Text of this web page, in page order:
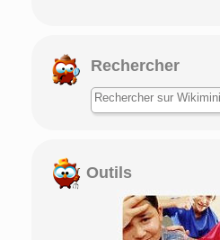
Rechercher
Outils